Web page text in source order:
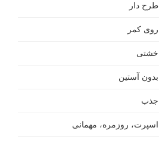
طرح دار
روی کمر
خشتی
بدون آستین
جذب
اسپرت، روزمره، مهمانی